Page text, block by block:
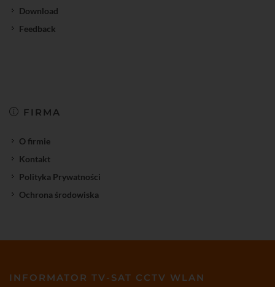
Download
Feedback
FIRMA
O firmie
Kontakt
Polityka Prywatności
Ochrona środowiska
INFORMATOR TV-SAT CCTV WLAN